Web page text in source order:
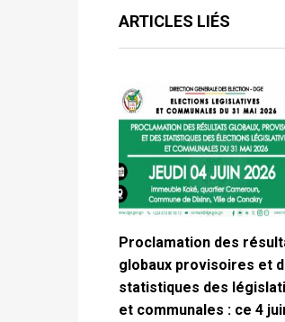
ARTICLES LIÉS
Proclamation des
globaux provisoires et
statistiques des
et communales : ce 4